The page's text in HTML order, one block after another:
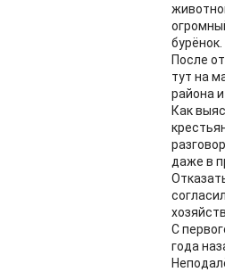
После
тут на
района
Как
даже в
С
года